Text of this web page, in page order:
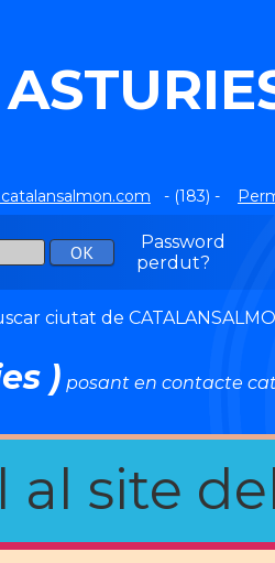
- (183) -
Password
perdut?
ciutat de
) posant en contacte
site